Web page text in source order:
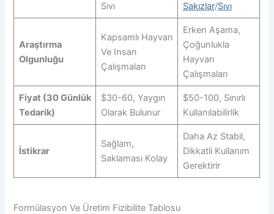
Sıvı
Sakızlar/Sıvı
Araştırma
Olgunluğu
Kapsamlı Hayvan
Ve Insan
Çalışmaları
Erken Aşama,
Çoğunlukla
Hayvan
Çalışmaları
Fiyat (30 Günlük
Tedarik)
$30-60, Yaygın
Olarak Bulunur
$50-100, Sınırlı
Kullanılabilirlik
İstikrar
Sağlam,
Saklaması Kolay
Daha Az Stabil,
Dikkatli Kullanım
Gerektirir
Formülasyon Ve Üretim Fizibilite Tablosu